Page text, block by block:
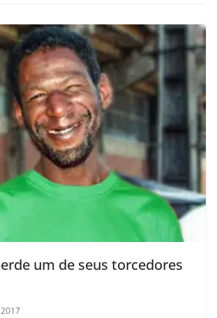
um de seus torcedores